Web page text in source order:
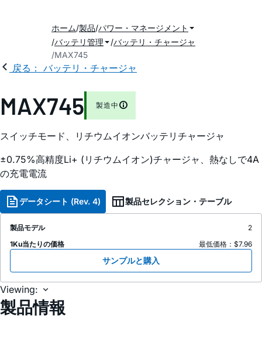
ホーム 製品 パワー・マネージメント
バッテリ管理
バッテリ・チャージャ
MAX745
戻る： バッテリ・チャージャ
MAX745 製造中
スイッチモード、リチウムイオンバッテリチャージャ
±0.75%高精度Li+ (リチウムイオン)チャージャ、熱なしで4A
の充電電流
データシート (Rev. 4) 製品セレクション・テーブル
製品モデル
2
1Ku当たりの価格
最低価格：$7.96
サンプルと購入
Viewing:
製品情報